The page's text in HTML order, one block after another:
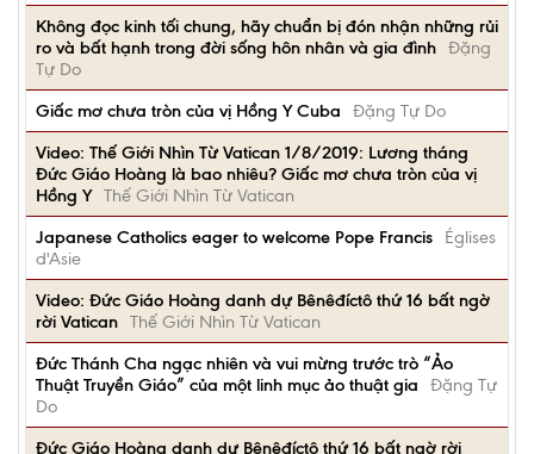
Không đọc kinh tối chung, hãy chuẩn bị đón nhận những rủi
ro và bất hạnh trong đời sống hôn nhân và gia đình Đặng
Tự Do
Giấc mơ chưa tròn của vị Hồng Y Cuba
Đặng Tự Do
Video: Thế Giới Nhìn Từ Vatican 1/8/2019: Lương tháng
Đức Giáo Hoàng là bao nhiêu? Giấc mơ chưa tròn của vị
Hồng Y Thế Giới Nhìn Từ Vatican
Japanese Catholics eager to welcome Pope Francis
Églises
d'Asie
Video: Đức Giáo Hoàng danh dự Bênêđíctô thứ 16 bất ngờ
rời Vatican Thế Giới Nhìn Từ Vatican
Đức Thánh Cha ngạc nhiên và vui mừng trước trò “Ảo
Thuật Truyền Giáo” của một linh mục ảo thuật gia
Đặng Tự
Do
Đức Giáo Hoàng danh dự Bênêđíctô thứ 16 bất ngờ rời